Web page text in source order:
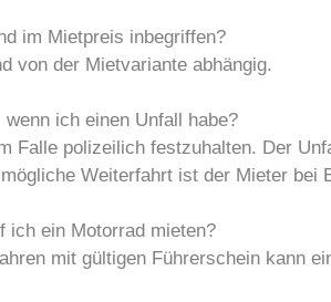
im Mietpreis inbegriffen?
von der Mietvariante abhängig.
ich einen Unfall habe?
Falle polizeilich festzuhalten. Der
Weiterfahrt ist der Mieter
ich ein Motorrad mieten?
mit gültigen Führerschein kann